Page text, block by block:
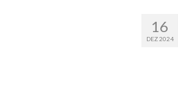
16
DEZ 2024